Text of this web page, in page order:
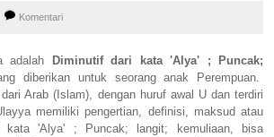
Komentari
adalah
Diminutif dari kata 'Alya' ; Puncak;
diberikan untuk seorang anak Perempuan.
Arab (Islam), dengan huruf awal U dan terdiri
memiliki pengertian, definisi, maksud atau
kata 'Alya' ; Puncak; langit; kemuliaan, bisa